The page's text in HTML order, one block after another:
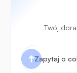
Twój